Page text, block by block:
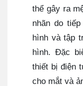
thể gây ra
nhãn do
hình và tập
hình. Đặc
thiết bị điện
cho mắt và